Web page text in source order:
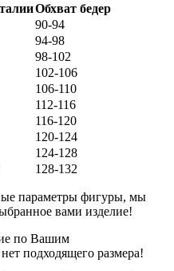
Обхват бедер
90-94
94-98
98-102
102-106
106-110
112-116
116-120
120-124
124-128
128-132
параметры фигуры, мы
вами изделие!
по Вашим
подходящего размера!